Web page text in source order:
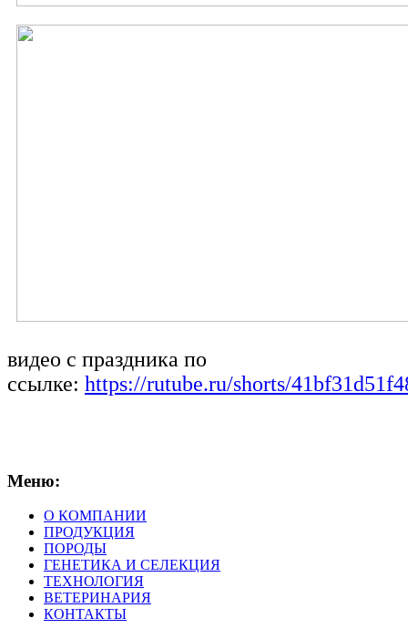
видео с праздника по
ссылке: https://rutube.ru/shorts/
Меню:
О КОМПАНИИ
ПРОДУКЦИЯ
ПОРОДЫ
ГЕНЕТИКА И СЕЛЕКЦИЯ
ТЕХНОЛОГИЯ
ВЕТЕРИНАРИЯ
КОНТАКТЫ